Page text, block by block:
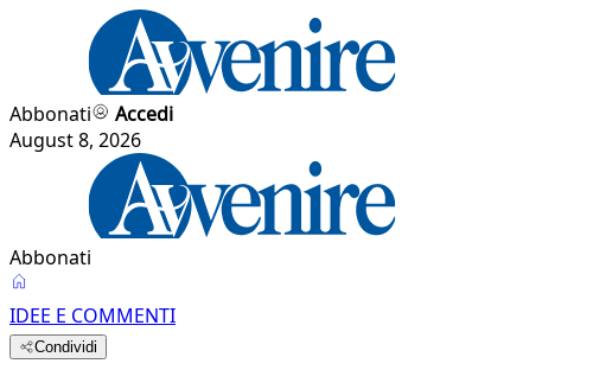
Abbonati
Accedi
August 8, 2026
Abbonati
IDEE E COMMENTI
Condividi